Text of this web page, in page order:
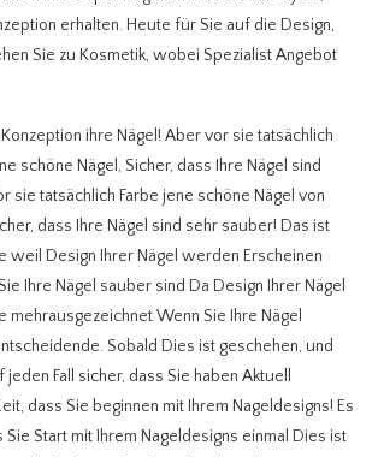
erhalten. Heute für Sie auf die Design,
Sie zu Kosmetik, wobei Spezialist Angebot
ihre Nägel! Aber vor sie tatsächlich
schöne Nägel, Sicher, dass Ihre Nägel sind
sie tatsächlich Farbe jene schöne Nägel von
dass Ihre Nägel sind sehr sauber! Das ist
weil Design Ihrer Nägel werden Erscheinen
Ihre Nägel sauber sind Da Design Ihrer Nägel
Wenn Sie Ihre Nägel
Sobald Dies ist geschehen, und
Fall sicher, dass Sie haben Aktuell
dass Sie beginnen mit Ihrem Nageldesigns! Es
Sie Start mit Ihrem Nageldesigns einmal Dies ist